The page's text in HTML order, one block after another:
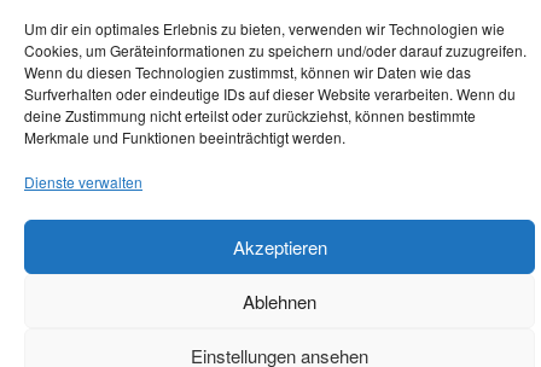
Um dir ein optimales Erlebnis zu bieten, verwenden wir Technologien wie
Cookies, um Geräteinformationen zu speichern und/oder darauf zuzugreifen.
Wenn du diesen Technologien zustimmst, können wir Daten wie das
Surfverhalten oder eindeutige IDs auf dieser Website verarbeiten. Wenn du
deine Zustimmung nicht erteilst oder zurückziehst, können bestimmte
Merkmale und Funktionen beeinträchtigt werden.
Dienste verwalten
Akzeptieren
Ablehnen
Einstellungen ansehen